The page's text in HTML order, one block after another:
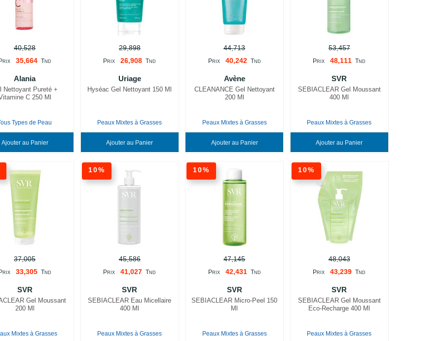
40,528
PRIX 35,664 TND
Alania
Nettoyant Pureté +
C 250 Ml
Types de Peau
Ajouter au Panier
29,898
PRIX 26,908 TND
Uriage
Hyséac Gel Nettoyant 150 Ml
Peaux Mixtes à Grasses
Ajouter au Panier
44,713
PRIX 40,242 TND
Avène
CLEANANCE Gel Nettoyant
200 Ml
Peaux Mixtes à Grasses
Ajouter au Panier
53,457
PRIX 48,111 TND
SVR
SEBIACLEAR Gel Moussant
400 Ml
Peaux Mixtes à Grasses
Ajouter au Panier
37,005
PRIX 33,305 TND
SVR
Gel Moussant
200 Ml
Mixtes à Grasses
10%
45,586
PRIX 41,027 TND
SVR
SEBIACLEAR Eau Micellaire
400 Ml
Peaux Mixtes à Grasses
10%
47,145
PRIX 42,431 TND
SVR
SEBIACLEAR Micro-Peel 150
Ml
Peaux Mixtes à Grasses
10%
48,043
PRIX 43,239 TND
SVR
SEBIACLEAR Gel Moussant
Eco-Recharge 400 Ml
Peaux Mixtes à Grasses